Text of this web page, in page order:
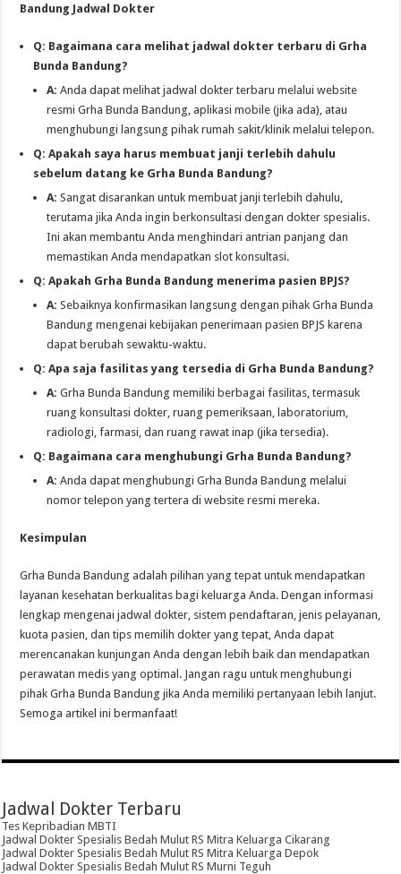
Bandung Jadwal Dokter
Q: Bagaimana cara melihat jadwal dokter terbaru di Grha
Bunda Bandung?
A: Anda dapat melihat jadwal dokter terbaru melalui website
resmi Grha Bunda Bandung, aplikasi mobile (jika ada), atau
menghubungi langsung pihak rumah sakit/klinik melalui telepon.
Q: Apakah saya harus membuat janji terlebih dahulu
sebelum datang ke Grha Bunda Bandung?
A: Sangat disarankan untuk membuat janji terlebih dahulu,
terutama jika Anda ingin berkonsultasi dengan dokter spesialis.
Ini akan membantu Anda menghindari antrian panjang dan
memastikan Anda mendapatkan slot konsultasi.
Q: Apakah Grha Bunda Bandung menerima pasien BPJS?
A: Sebaiknya konfirmasikan langsung dengan pihak Grha Bunda
Bandung mengenai kebijakan penerimaan pasien BPJS karena
dapat berubah sewaktu-waktu.
Q: Apa saja fasilitas yang tersedia di Grha Bunda Bandung?
A: Grha Bunda Bandung memiliki berbagai fasilitas, termasuk
ruang konsultasi dokter, ruang pemeriksaan, laboratorium,
radiologi, farmasi, dan ruang rawat inap (jika tersedia).
Q: Bagaimana cara menghubungi Grha Bunda Bandung?
A: Anda dapat menghubungi Grha Bunda Bandung melalui
nomor telepon yang tertera di website resmi mereka.
Kesimpulan
Grha Bunda Bandung adalah pilihan yang tepat untuk mendapatkan
layanan kesehatan berkualitas bagi keluarga Anda. Dengan informasi
lengkap mengenai jadwal dokter, sistem pendaftaran, jenis pelayanan,
kuota pasien, dan tips memilih dokter yang tepat, Anda dapat
merencanakan kunjungan Anda dengan lebih baik dan mendapatkan
perawatan medis yang optimal. Jangan ragu untuk menghubungi
pihak Grha Bunda Bandung jika Anda memiliki pertanyaan lebih lanjut.
Semoga artikel ini bermanfaat!
Jadwal Dokter Terbaru
Tes Kepribadian MBTI
Jadwal Dokter Spesialis Bedah Mulut RS Mitra Keluarga Cikarang
Jadwal Dokter Spesialis Bedah Mulut RS Mitra Keluarga Depok
Jadwal Dokter Spesialis Bedah Mulut RS Murni Teguh